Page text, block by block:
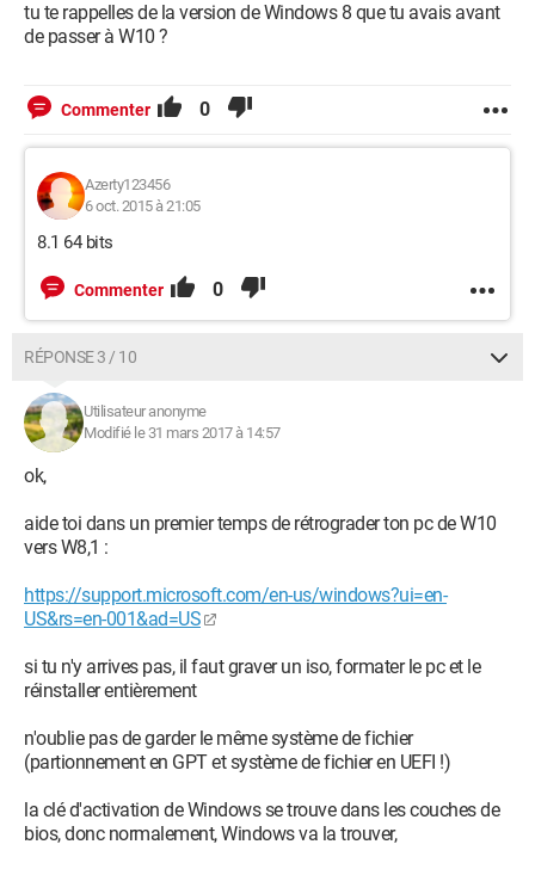
tu te rappelles de la version de Windows 8 que tu avais avant
de passer à W10 ?
Commenter 0
Azerty123456
6 oct. 2015 à 21:05
8.1 64 bits
Commenter 0
RÉPONSE 3 / 10
Utilisateur anonyme
Modifié le 31 mars 2017 à 14:57
ok,
aide toi dans un premier temps de rétrograder ton pc de W10
vers W8,1 :
https://support.microsoft.com/en-us/windows?ui=en-
US&rs=en-001&ad=US
si tu n'y arrives pas, il faut graver un iso, formater le pc et le
réinstaller entièrement
n'oublie pas de garder le même système de fichier
(partionnement en GPT et système de fichier en UEFI !)
la clé d'activation de Windows se trouve dans les couches de
bios, donc normalement, Windows va la trouver,